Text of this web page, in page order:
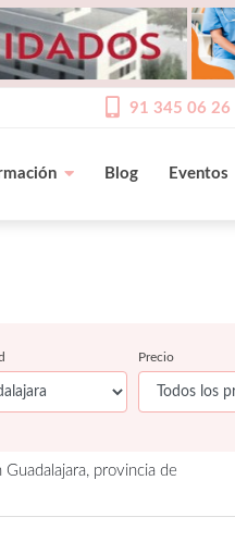
91 345 06 26
Blog Eventos
Precio
provincia de